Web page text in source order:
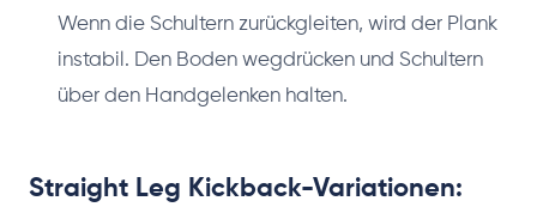
Wenn die Schultern zurückgleiten, wird der Plank
instabil. Den Boden wegdrücken und Schultern
über den Handgelenken halten.
Straight Leg Kickback-Variationen: